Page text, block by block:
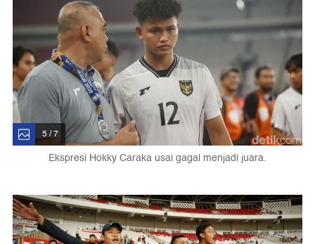
5 / 7
Ekspresi Hokky Caraka usai gagal menjadi juara.